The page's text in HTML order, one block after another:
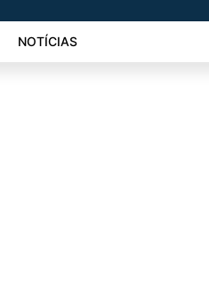
NOTÍCIAS